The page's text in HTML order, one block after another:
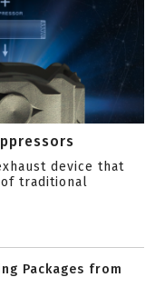
device that
traditional
Packages from